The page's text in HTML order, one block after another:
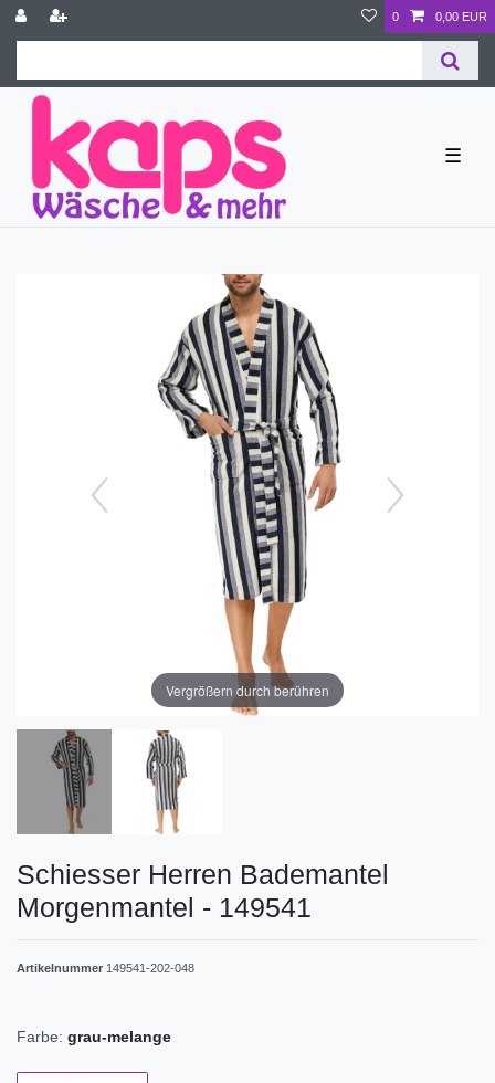
0 0,00 EUR
☰
Vergrößern durch berühren
Schiesser Herren Bademantel
Morgenmantel - 149541
Artikelnummer 149541-202-048
Farbe: grau-melange